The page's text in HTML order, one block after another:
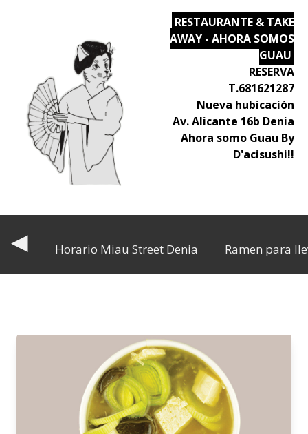
RESTAURANTE & TAKE
AWAY - AHORA SOMOS
GUAU
RESERVA
T.681621287
Nueva hubicación
Av. Alicante 16b Denia
Ahora somo Guau By
D'acisushi!!
◀ Horario Miau Street Denia Ramen para